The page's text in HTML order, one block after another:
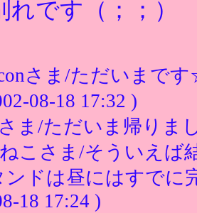
れです（；；）
さま/ただいまで
08-18 17:32 )
ま/ただいま帰りま
こさま/そういえば
ンドは昼にはすでに
18 17:24 )